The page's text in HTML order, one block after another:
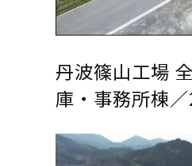
丹波篠山工場
庫・事務所棟